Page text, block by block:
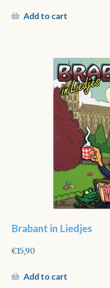
Add to cart
Brabant in Liedjes
€15,90
Add to cart